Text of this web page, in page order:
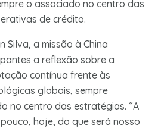
o associado no centro das
de crédito.
Silva, a missão à China
a reflexão sobre a
contínua frente às
globais, sempre
no centro das estratégias. “A
hoje, do que será nosso